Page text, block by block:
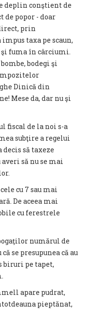
deplin conştient de
de popor - doar
prin
taxa pe scaun,
fuma în cârciumi.
bodegi şi
Dinică din
Mese da, dar nu şi
fiscal de la noi s-a
subţire a regelui
să taxeze
să nu se mai
cu 7 sau mai
De aceea mai
cu ferestrele
numărul de
se presupunea că au
biruri pe tapet,
apare pudrat,
pieptănat,